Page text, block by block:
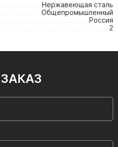
Нержавеющая сталь
Общепромышленный
Россия
2